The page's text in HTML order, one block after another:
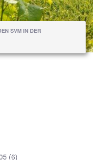
SVM IN DER
(6)